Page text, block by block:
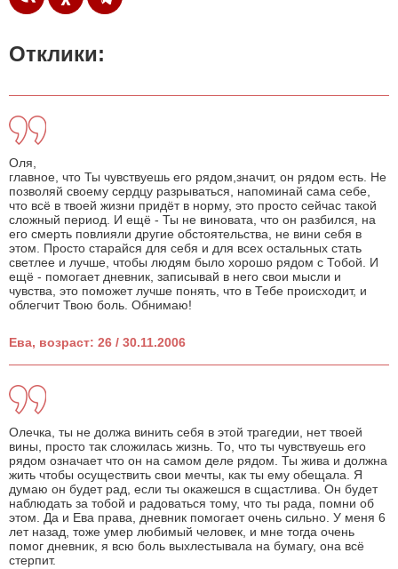
Отклики:
Оля,
главное, что Ты чувствуешь его рядом,значит, он рядом есть. Не
позволяй своему сердцу разрываться, напоминай сама себе,
что всё в твоей жизни придёт в норму, это просто сейчас такой
сложный период. И ещё - Ты не виновата, что он разбился, на
его смерть повлияли другие обстоятельства, не вини себя в
этом. Просто старайся для себя и для всех остальных стать
светлее и лучше, чтобы людям было хорошо рядом с Тобой. И
ещё - помогает дневник, записывай в него свои мысли и
чувства, это поможет лучше понять, что в Тебе происходит, и
облегчит Твою боль. Обнимаю!
Ева, возраст: 26 / 30.11.2006
Олечка, ты не должа винить себя в этой трагедии, нет твоей
вины, просто так сложилась жизнь. То, что ты чувствуешь его
рядом означает что он на самом деле рядом. Ты жива и должна
жить чтобы осуществить свои мечты, как ты ему обещала. Я
думаю он будет рад, если ты окажешся в сщастлива. Он будет
наблюдать за тобой и радоваться тому, что ты рада, помни об
этом. Да и Ева права, дневник помогает очень сильно. У меня 6
лет назад, тоже умер любимый человек, и мне тогда очень
помог дневник, я всю боль выхлестывала на бумагу, она всё
стерпит.